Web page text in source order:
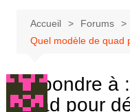
Accueil Forums
Quel modèle de quad
Répondre à
quad pour